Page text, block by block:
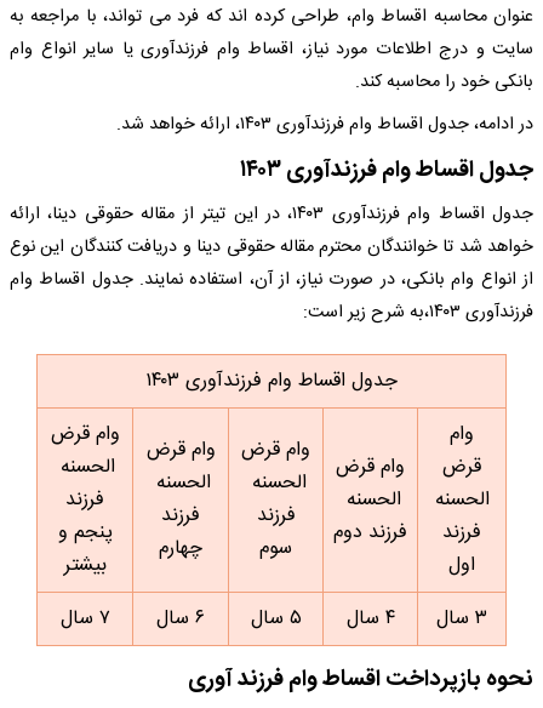
عنوان محاسبه اقساط وام، طراحی کرده اند که فرد می تواند، با مراجعه به
سایت و درج اطلاعات مورد نیاز، اقساط وام فرزندآوری یا سایر انواع وام
بانکی خود را محاسبه کند.
در ادامه، جدول اقساط وام فرزندآوری ۱۴۰۳، ارائه خواهد شد.
جدول اقساط وام فرزندآوری ۱۴۰۳
جدول اقساط وام فرزندآوری ۱۴۰۳، در این تیتر از مقاله حقوقی دینا، ارائه
خواهد شد تا خوانندگان محترم مقاله حقوقی دینا و دریافت کنندگان این نوع
از انواع وام بانکی، در صورت نیاز، از آن، استفاده نمایند. جدول اقساط وام
فرزندآوری ۱۴۰۳،به شرح زیر است:
جدول اقساط وام فرزندآوری ۱۴۰۳​
وام
قرض
الحسنه
فرزند
اول
وام قرض
الحسنه
فرزند دوم
وام قرض
الحسنه
فرزند
سوم
وام قرض
الحسنه
فرزند
چهارم
وام قرض
الحسنه
فرزند
پنجم و
بیشتر
۳ سال
۴ سال ۵ سال ۶ سال ۷ سال
نحوه بازپرداخت اقساط وام فرزند آوری